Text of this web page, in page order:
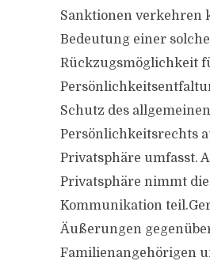
Sanktionen verkehren
Bedeutung einer
Rückzugsmöglichkeit
Schutz des allgemeinen
Persönlichkeitsrechts
Privatsphäre umfasst.
Privatsphäre nimmt
Kommunikation
Äußerungen
Familienangehörigen